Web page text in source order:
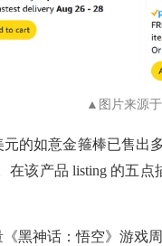
▲图片来源
的如意金箍棒已售出
。在该产品 listing 的五
黑神话：悟空》游戏